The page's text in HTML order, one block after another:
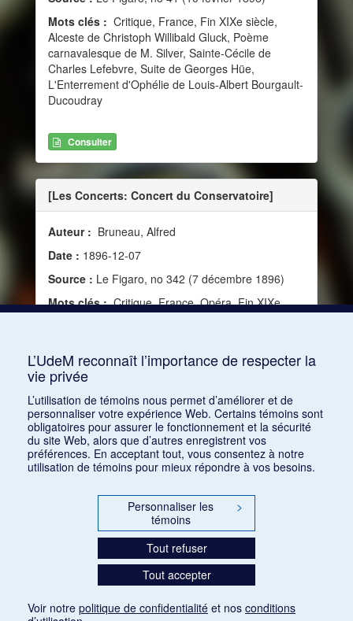
Mots clés : Critique, France, Fin XIXe siècle,
Alceste de Christoph Willibald Gluck, Poème
carnavalesque de M. Silver, Sainte-Cécile de
Charles Lefebvre, Suite de Georges Hüe,
L'Enterrement d'Ophélie de Louis-Albert Bourgault-
Ducoudray
Consulter
[Les Concerts: Concert du Conservatoire]
Auteur : Bruneau, Alfred
Date : 1896-12-07
Source : Le Figaro, no 342 (7 décembre 1896)
Mots clés :Critique, France, Opéra, Fin XIXe
siècle, Alceste de Christoph Willibald Gluck,
L’UdeM reconnaît l’importance de respecter la
vie privée
L’utilisation de témoins nous permet d’améliorer et de
personnaliser votre expérience Web. Certains témoins sont
obligatoires pour assurer le fonctionnement et la sécurité
du site Web, alors que d’autres enregistrent vos
préférences. En acceptant tout, vous consentez à notre
utilisation de témoins pour mieux répondre à vos besoins.
Personnaliser les
témoins
>
Tout refuser
Tout accepter
Voir notre politique de confidentialité et nos conditions